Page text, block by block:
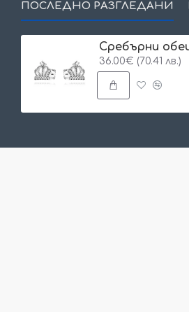
ПОСЛЕДНО РАЗГЛЕДАНИ
36.00€ (70.41 лв.)